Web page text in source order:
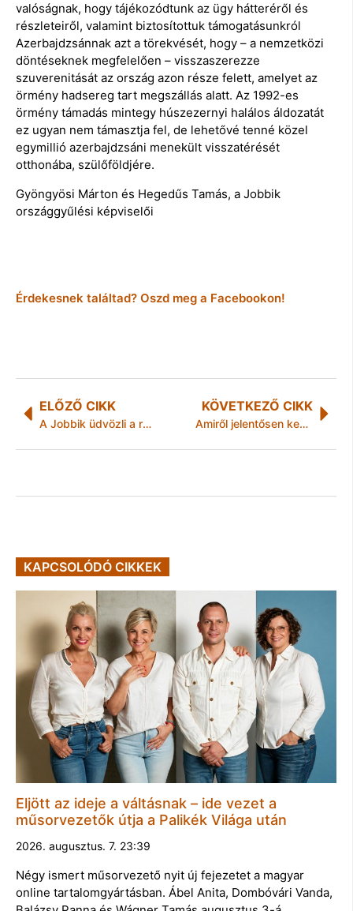
valóságnak, hogy tájékozódtunk az ügy hátteréről és
részleteiről, valamint biztosítottuk támogatásunkról
Azerbajdzsánnak azt a törekvését, hogy – a nemzetközi
döntéseknek megfelelően – visszaszerezze
szuverenitását az ország azon része felett, amelyet az
örmény hadsereg tart megszállás alatt. Az 1992-es
örmény támadás mintegy húszezernyi halálos áldozatát
ez ugyan nem támasztja fel, de lehetővé tenné közel
egymillió azerbajdzsáni menekült visszatérését
otthonába, szülőföldjére.
Gyöngyösi Márton és Hegedűs Tamás, a Jobbik
országgyűlési képviselői
Érdekesnek találtad? Oszd meg a Facebookon!
ELŐZŐ CIKK
A Jobbik üdvözli a rend őreként viselkedő rendőrök megbecsülését
KÖVETKEZŐ CIKK
Amiről jelentősen kevesebbet szólnak a híradások
KAPCSOLÓDÓ CIKKEK
Eljött az ideje a váltásnak – ide vezet a
műsorvezetők útja a Palikék Világa után
2026. augusztus. 7. 23:39
Négy ismert műsorvezető nyit új fejezetet a magyar
online tartalomgyártásban. Ábel Anita, Dombóvári Vanda,